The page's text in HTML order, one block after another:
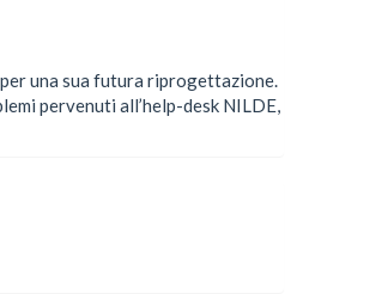
una sua futura riprogettazione.
pervenuti all’help-desk NILDE,